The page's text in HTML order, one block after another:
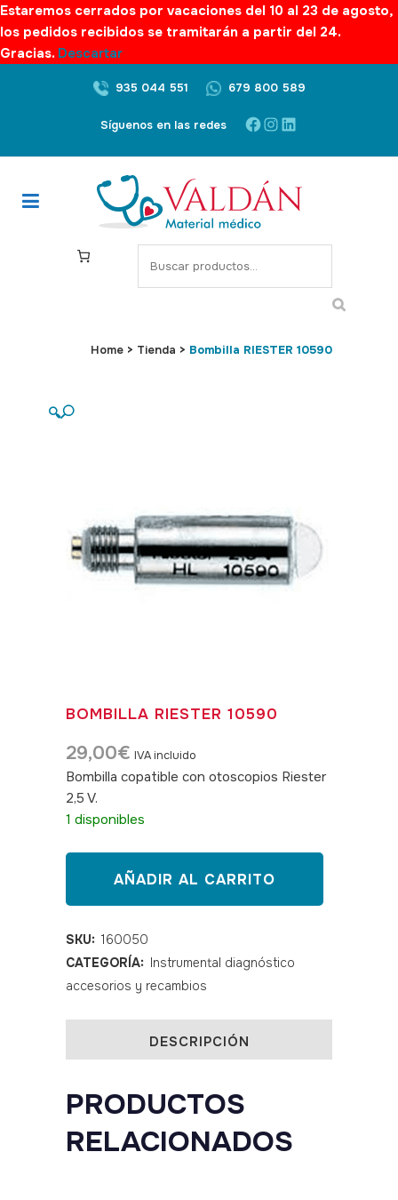
Estaremos cerrados por vacaciones del 10 al 23 de agosto,
los pedidos recibidos se tramitarán a partir del 24.
Gracias. Descartar
935 044 551 679 800 589
Síguenos en las redes Facebook
Instagram
LinkedIn
S
e
Home > Tienda > Bombilla RIESTER 10590
🔍
BOMBILLA RIESTER 10590
29,00€ IVA incluido
Bombilla copatible con otoscopios Riester
2,5 V.
1 disponibles
Bombilla
RIESTER
10590
quantity
AÑADIR AL CARRITO
SKU: 160050
CATEGORÍA: Instrumental diagnóstico
accesorios y recambios
DESCRIPCIÓN
PRODUCTOS
RELACIONADOS